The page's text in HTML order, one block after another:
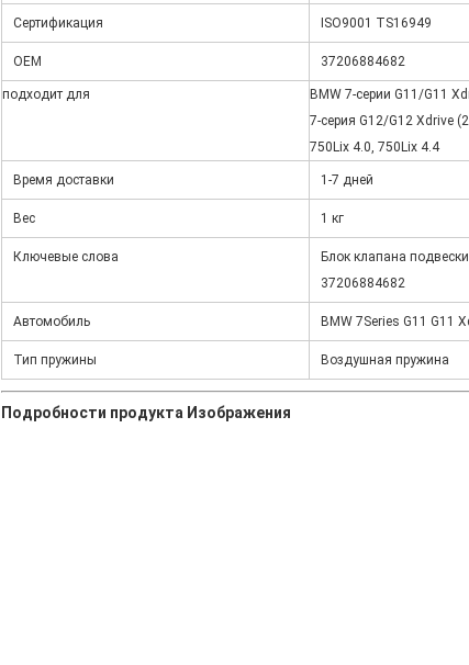
Сертификация ISO9001 TS16949
OEM 37206884682
подходит для
BMW 7-серии G11/G11
7-серия G12/G12 Xdrive
750Lix 4.0, 750Lix 4.4
Время доставки 1-7 дней
Вес 1 кг
Ключевые слова
Блок клапана
37206884682
Автомобиль BMW 7Series G11 G11
Тип пружины Воздушная пружина
Подробности продукта Изображения